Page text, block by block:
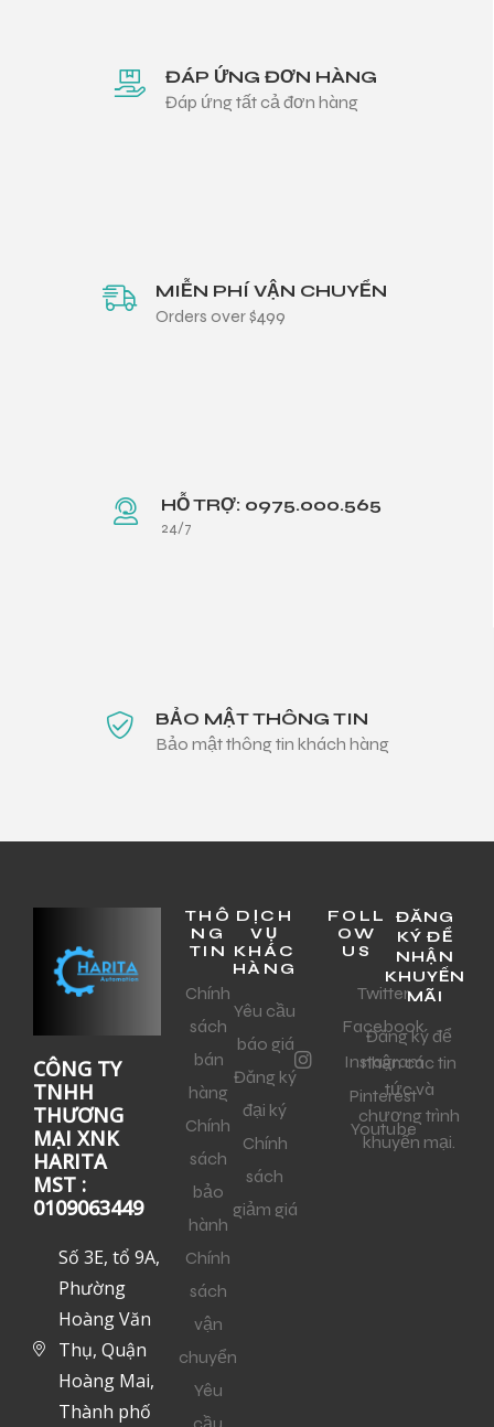
ĐÁP ỨNG ĐƠN HÀNG
Đáp ứng tất cả đơn hàng
MIỄN PHÍ VẬN CHUYỂN
Orders over $499
HỖ TRỢ: 0975.000.565
24/7
BẢO MẬT THÔNG TIN
Bảo mật thông tin khách hàng
CÔNG TY
TNHH
THƯƠNG
MẠI XNK
HARITA
MST :
0109063449
Số 3E, tổ 9A,
Phường
Hoàng Văn
Thụ, Quận
Hoàng Mai,
Thành phố
THÔ
NG
TIN
Chính
sách
bán
hàng
Chính
sách
bảo
hành
Chính
sách
vận
chuyển
Yêu
DỊCH
VỤ
KHÁC
HÀNG
Yêu cầu
báo giá
Đăng ký
đại ký
Chính
sách
giảm giá
FOLL
OW
US
Twitter
Facebook
Instagram
Pinterest
Youtube
ĐĂNG
KÝ ĐỂ
NHẬN
KHUYẾN
MÃI
Đăng ký để
nhận các tin
tức và
chương trình
khuyến mại.